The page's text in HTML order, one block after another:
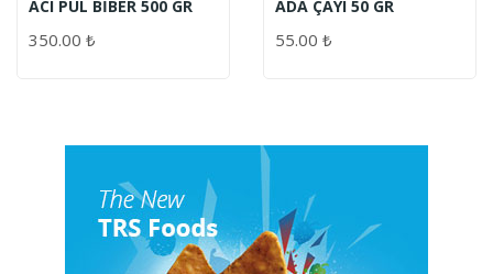
ACI PUL BİBER 500 GR
350.00 ₺
ADA ÇAYI 50 GR
55.00 ₺